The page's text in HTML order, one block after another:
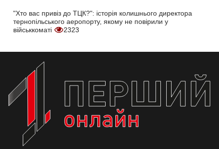
"Хто вас привіз до ТЦК?": історія колишнього директора
тернопільського аеропорту, якому не повірили у
військкоматі
2323